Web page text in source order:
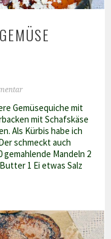
Gemüsequiche mit
mit Schafskäse
Als Kürbis habe ich
schmeckt auch
gemahlende Mandeln 2
1 Ei etwas Salz